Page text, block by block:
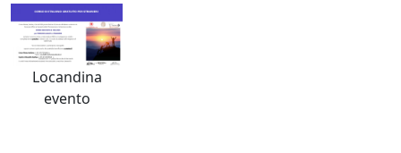
Locandina
evento